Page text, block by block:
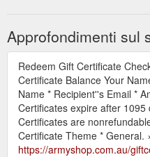
Approfondimenti sul
Redeem Gift Certificate
Certificate Balance Your
Name * Recipient''s Email *
Certificates expire after
Certificates are
Certificate Theme * General.
https://armyshop.com.au/